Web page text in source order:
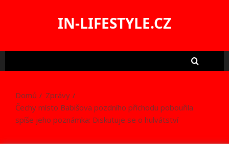
IN-LIFESTYLE.CZ
Domů
Zprávy
Čechy místo Babišova pozdního příchodu pobouřila
spíše jeho poznámka: Diskutuje se o hulvátství